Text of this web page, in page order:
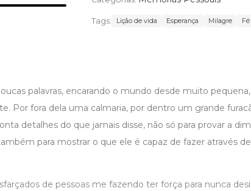
Tags: Lição de vida Esperança Milagre Fé
palavras, encarando o mundo desde muito
Por fora dela uma calmaria, por dentro um grande
detalhes do que jamais disse, não só para provar a
para mostrar o que ele é capaz de fazer através
de pessoas me fazendo ter força para nunca